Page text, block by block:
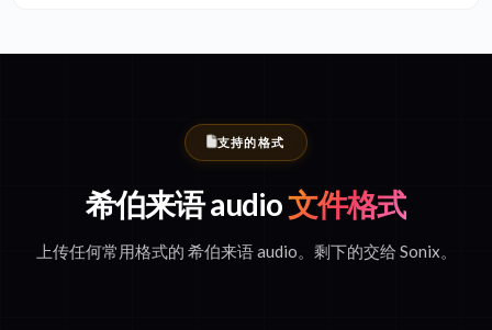
支持的格式
希伯来语 audio文件格式
上传任何常用格式的 希伯来语 audio。剩下的交给 Sonix。